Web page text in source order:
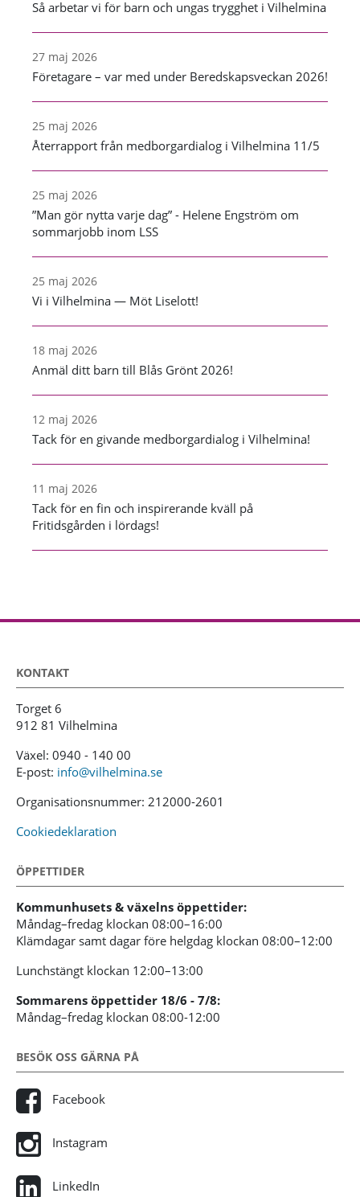
Så arbetar vi för barn och ungas trygghet i Vilhelmina
27 maj 2026
Företagare – var med under Beredskapsveckan 2026!
25 maj 2026
Återrapport från medborgardialog i Vilhelmina 11/5
25 maj 2026
”Man gör nytta varje dag” - Helene Engström om
sommarjobb inom LSS
25 maj 2026
Vi i Vilhelmina — Möt Liselott!
18 maj 2026
Anmäl ditt barn till Blås Grönt 2026!
12 maj 2026
Tack för en givande medborgardialog i Vilhelmina!
11 maj 2026
Tack för en fin och inspirerande kväll på
Fritidsgården i lördags!
KONTAKT
Torget 6
912 81 Vilhelmina
Växel: 0940 - 140 00
E-post: info@vilhelmina.se
Organisationsnummer: 212000-2601
Cookiedeklaration
ÖPPETTIDER
Kommunhusets & växelns öppettider:
Måndag–fredag klockan 08:00–16:00
Klämdagar samt dagar före helgdag klockan 08:00–12:00
Lunchstängt klockan 12:00–13:00
Sommarens öppettider 18/6 - 7/8:
Måndag–fredag klockan 08:00-12:00
BESÖK OSS GÄRNA PÅ
Facebook
Instagram
LinkedIn